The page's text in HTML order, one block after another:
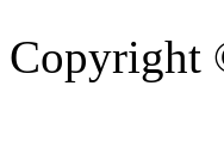
Copyright